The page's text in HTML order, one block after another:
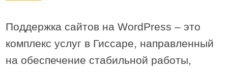
Поддержка сайтов на WordPress – это
комплекс услуг в Гиссаре, направленный
на обеспечение стабильной работы,